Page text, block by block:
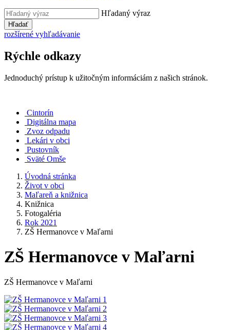
Hľadaný výraz
Hľadať
rozšírené vyhľadávanie
Rýchle odkazy
Jednoduchý prístup k užitočným informáciám z našich stránok.
Cintorín
Digitálna mapa
Zvoz odpadu
Lekári v obci
Pustovník
Sväté Omše
Úvodná stránka
Život v obci
Maľareň a knižnica
Knižnica
Fotogaléria
Rok 2021
ZŠ Hermanovce v Maľarni
ZŠ Hermanovce v Maľarni
ZŠ Hermanovce v Maľarni